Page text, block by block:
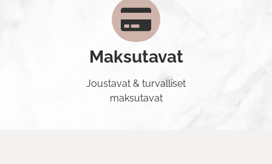
Maksutavat
Joustavat & turvalliset
maksutavat